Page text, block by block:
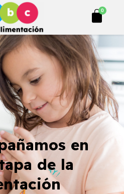
0
Cart
en
de la